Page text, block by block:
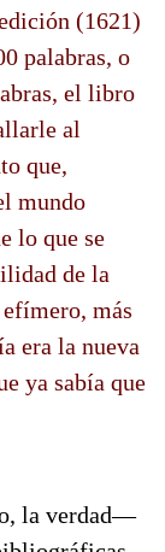
(1621)
palabras, o
el libro
al
que,
mundo
lo que se
de la
más
era la nueva
ya sabía que
la verdad—